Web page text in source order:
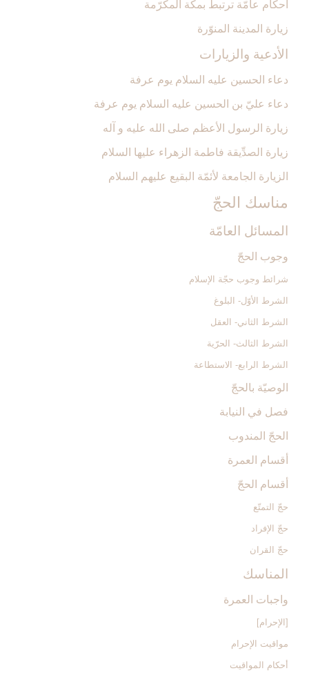
أحكام عامّة ترتبط بمكّة المكرّمة
زيارة المدينة المنوّرة
الأدعية والزيارات‏
دعاء الحسين عليه السلام يوم عرفة
دعاء عليّ بن الحسين عليه السلام يوم عرفة
زيارة الرسول الأعظم صلى الله عليه و آله‏
زيارة الصدِّيقة فاطمة الزهراء عليها السلام‏
الزيارة الجامعة لأئمّة البقيع عليهم السلام‏
مناسك الحجّ‏
المسائل العامّة
وجوب الحجّ‏
شرائط وجوب حجّة الإسلام‏
الشرط الأوّل- البلوغ
الشرط الثاني- العقل
الشرط الثالث- الحرّية
الشرط الرابع- الاستطاعة
الوصيّة بالحجّ‏
فصل في النيابة
الحجّ المندوب‏
أقسام العمرة
أقسام الحجّ‏
حجّ التمتّع‏
حجّ الإفراد
حجّ القران‏
المناسك‏
واجبات العمرة
[الإحرام‏]
مواقيت الإحرام‏
أحكام المواقيت‏